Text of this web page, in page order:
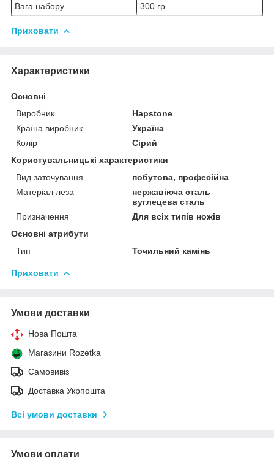
Вага набору
300 гр.
Приховати
Характеристики
Основні
Виробник
Hapstone
Країна виробник
Україна
Колір
Сірий
Користувальницькі характеристики
Вид заточування
побутова, професійна
Матеріал леза
нержавіюча сталь
вуглецева сталь
Призначення
Для всіх типів ножів
Основні атрибути
Тип
Точильний камінь
Приховати
Умови доставки
Нова Пошта
Магазини Rozetka
Самовивіз
Доставка Укрпошта
Всі умови доставки
Умови оплати